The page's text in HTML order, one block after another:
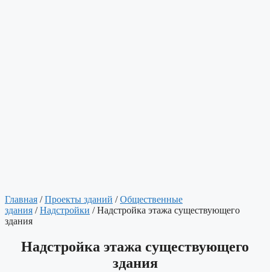
Главная /Проекты зданий /Общественные
здания /Надстройки / Надстройка этажа существующего
здания
Надстройка этажа существующего
здания